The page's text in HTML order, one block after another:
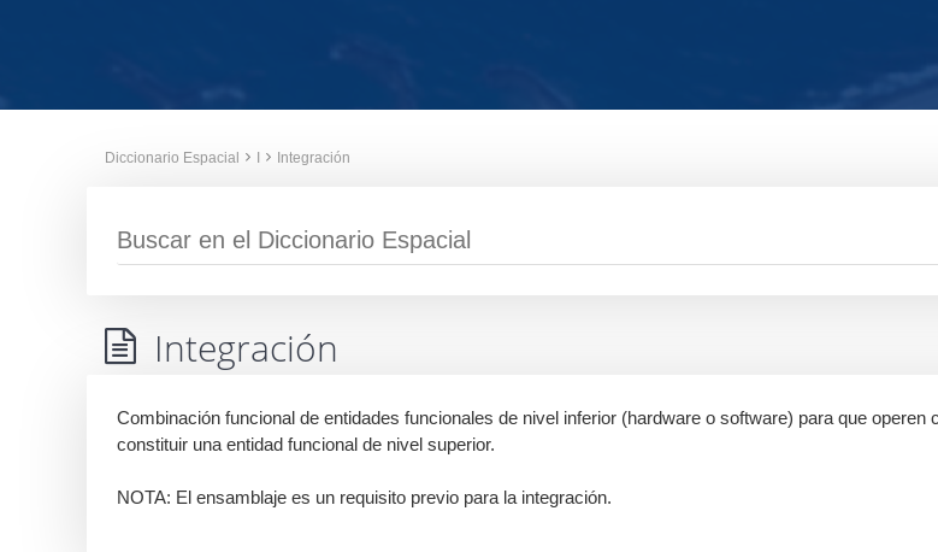
Diccionario Espacial Integración
Integración
Combinación funcional de entidades funcionales de nivel inferior (hardware o software) para que operen
constituir una entidad funcional de nivel superior.
NOTA: El ensamblaje es un requisito previo para la integración.